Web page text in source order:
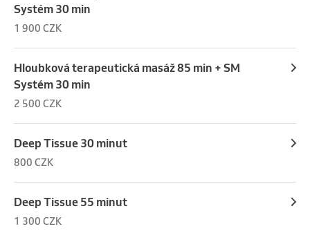
Systém 30 min
1 900 CZK
Hloubková terapeutická masáž 85 min + SM
Systém 30 min
2 500 CZK
Deep Tissue 30 minut
800 CZK
Deep Tissue 55 minut
1 300 CZK